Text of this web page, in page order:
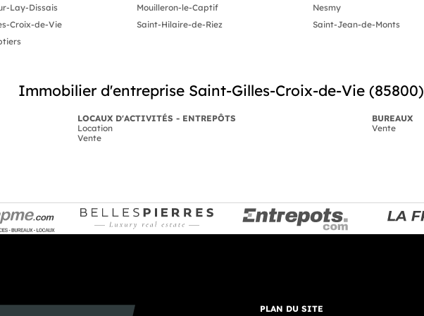
Lay-Dissais Mouilleron-le-Captif Nesmy
Croix-de-Vie Saint-Hilaire-de-Riez Saint-Jean-de-Monts
Immobilier d'entreprise Saint-Gilles-Croix-de-Vie (85800)
LOCAUX D'ACTIVITÉS - ENTREPÔTS
Location
Vente
BUREAUX
Vente
PLAN DU SITE